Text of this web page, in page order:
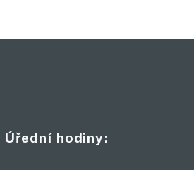
Úřední hodiny: